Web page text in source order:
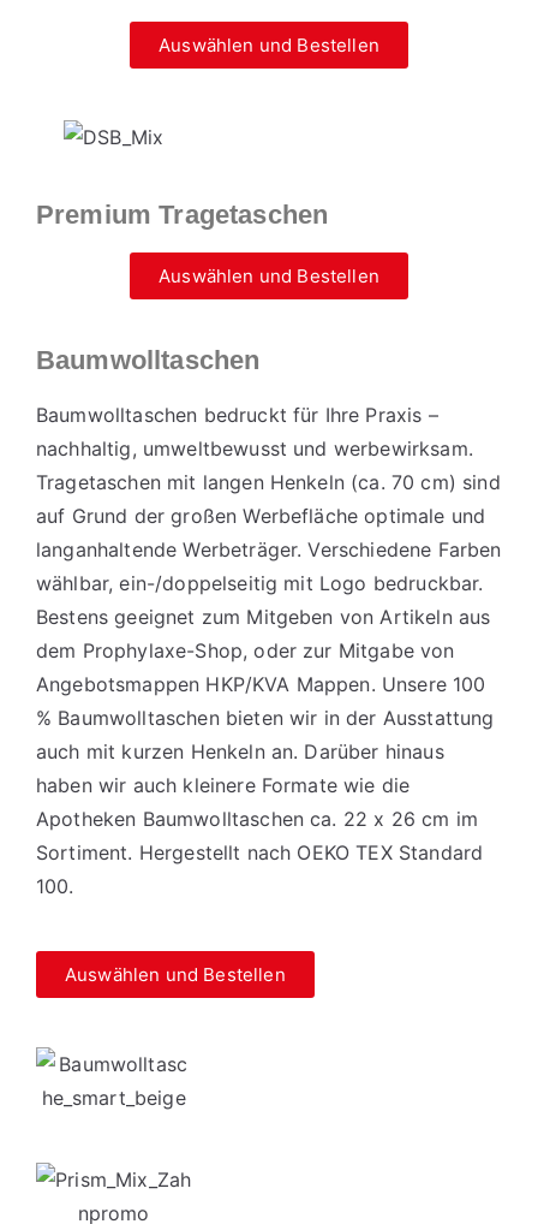
Auswählen und Bestellen
Premium Tragetaschen
Auswählen und Bestellen
Baumwolltaschen
Baumwolltaschen bedruckt für Ihre Praxis –
nachhaltig, umweltbewusst und werbewirksam.
Tragetaschen mit langen Henkeln (ca. 70 cm) sind
auf Grund der großen Werbefläche optimale und
langanhaltende Werbeträger. Verschiedene Farben
wählbar, ein-/doppelseitig mit Logo bedruckbar.
Bestens geeignet zum Mitgeben von Artikeln aus
dem Prophylaxe-Shop, oder zur Mitgabe von
Angebotsmappen HKP/KVA Mappen. Unsere 100
% Baumwolltaschen bieten wir in der Ausstattung
auch mit kurzen Henkeln an. Darüber hinaus
haben wir auch kleinere Formate wie die
Apotheken Baumwolltaschen ca. 22 x 26 cm im
Sortiment. Hergestellt nach OEKO TEX Standard
100.
Auswählen und Bestellen